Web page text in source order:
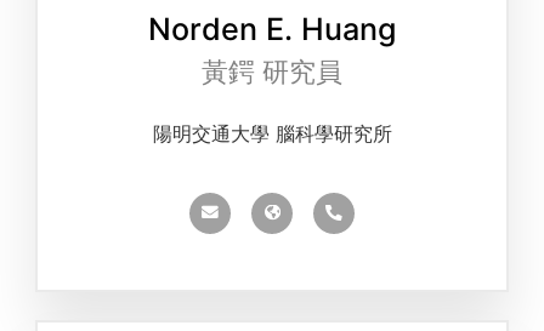
Norden E. Huang
黃鍔 研究員
陽明交通大學 腦科學研究所